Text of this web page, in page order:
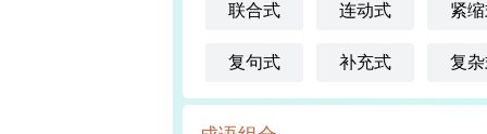
联合式 连动式 紧
复句式 补充式 复